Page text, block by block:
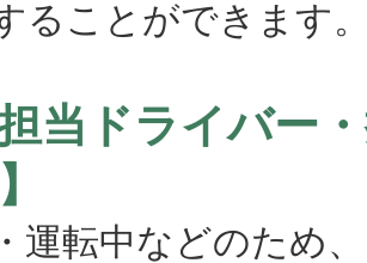
ることができます
担当ドライバー
運転中などのため